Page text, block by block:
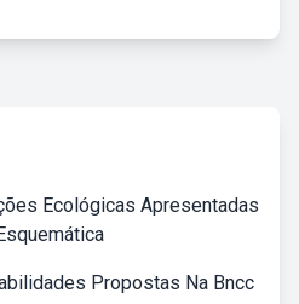
Ecológicas Apresentadas
Propostas Na Bncc